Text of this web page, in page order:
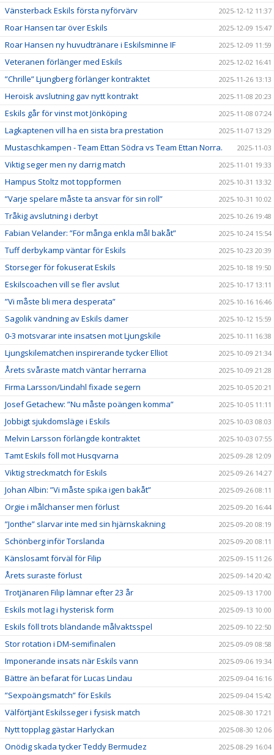
Vänsterback Eskils första nyförvärv 2025-12-12 11:37
Roar Hansen tar över Eskils 2025-12-09 15:47
Roar Hansen ny huvudtränare i Eskilsminne IF 2025-12-09 11:59
Veteranen förlänger med Eskils 2025-12-02 16:41
”Chrille” Ljungberg förlänger kontraktet 2025-11-26 13:13
Heroisk avslutning gav nytt kontrakt 2025-11-08 20:23
Eskils går för vinst mot Jönköping 2025-11-08 07:24
Lagkaptenen vill ha en sista bra prestation 2025-11-07 13:29
Mustaschkampen - Team Ettan Södra vs Team Ettan Norra. 2025-11-03
Viktig seger men ny darrig match 2025-11-01 19:33
Hampus Stoltz mot toppformen 2025-10-31 13:32
”Varje spelare måste ta ansvar för sin roll” 2025-10-31 10:02
Tråkig avslutning i derbyt 2025-10-26 19:48
Fabian Velander: ”För många enkla mål bakåt” 2025-10-24 15:54
Tuff derbykamp väntar för Eskils 2025-10-23 20:39
Storseger för fokuserat Eskils 2025-10-18 19:50
Eskilscoachen vill se fler avslut 2025-10-17 13:11
”Vi måste bli mera desperata” 2025-10-16 16:46
Sagolik vändning av Eskils damer 2025-10-12 15:59
0-3 motsvarar inte insatsen mot Ljungskile 2025-10-11 16:38
Ljungskilematchen inspirerande tycker Elliot 2025-10-09 21:34
Årets svåraste match väntar herrarna 2025-10-09 21:28
Firma Larsson/Lindahl fixade segern 2025-10-05 20:21
Josef Getachew: ”Nu måste poängen komma” 2025-10-05 11:11
Jobbigt sjukdomsläge i Eskils 2025-10-03 08:03
Melvin Larsson förlängde kontraktet 2025-10-03 07:55
Tamt Eskils föll mot Husqvarna 2025-09-28 12:09
Viktig streckmatch för Eskils 2025-09-26 14:27
Johan Albin: ”Vi måste spika igen bakåt” 2025-09-26 08:11
Orgie i målchanser men förlust 2025-09-20 16:44
”Jonthe” slarvar inte med sin hjärnskakning 2025-09-20 08:19
Schönberg inför Torslanda 2025-09-20 08:11
Känslosamt förväl för Filip 2025-09-15 11:26
Årets suraste förlust 2025-09-14 20:42
Trotjänaren Filip lämnar efter 23 år 2025-09-13 17:00
Eskils mot lag i hysterisk form 2025-09-13 10:00
Eskils föll trots bländande målvaktsspel 2025-09-10 22:50
Stor rotation i DM-semifinalen 2025-09-09 08:58
Imponerande insats när Eskils vann 2025-09-06 19:34
Bättre än befarat för Lucas Lindau 2025-09-04 16:16
”Sexpoängsmatch” för Eskils 2025-09-04 15:42
Välförtjänt Eskilsseger i fysisk match 2025-08-30 17:21
Nytt topplag gästar Harlyckan 2025-08-30 12:06
Onödig skada tycker Teddy Bermudez 2025-08-29 16:04